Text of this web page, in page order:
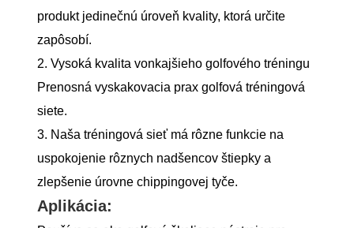
produkt jedinečnú úroveň kvality, ktorá určite
zapôsobí.
2. Vysoká kvalita vonkajšieho golfového tréningu
Prenosná vyskakovacia prax golfová tréningová
siete.
3. Naša tréningová sieť má rôzne funkcie na
uspokojenie rôznych nadšencov štiepky a
zlepšenie úrovne chippingovej tyče.
Aplikácia: